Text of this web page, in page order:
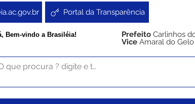
Portal da Transparência
Bem-vindo a Brasiléia! Prefeito Carlinhos
Vice Amaral do Gelo